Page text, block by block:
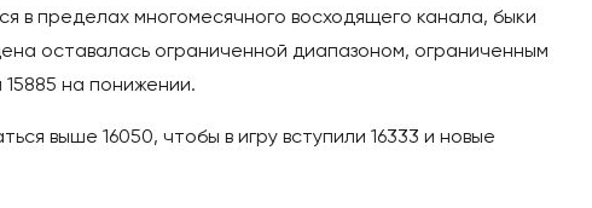
в пределах многомесячного восходящего канала, быки
оставалась ограниченной диапазоном, ограниченным
на понижении.
выше 16050, чтобы в игру вступили 16333 и новые